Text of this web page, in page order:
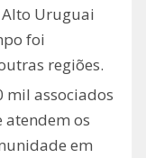
Uruguai
foi
regiões.
mil associados
atendem os
em